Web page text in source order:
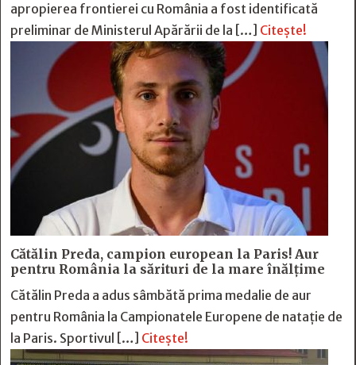
apropierea frontierei cu România a fost identificată
preliminar de Ministerul Apărării de la […] Citește!
Cătălin Preda, campion european la Paris! Aur
pentru România la sărituri de la mare înălțime
Cătălin Preda a adus sâmbătă prima medalie de aur
pentru România la Campionatele Europene de natație de
la Paris. Sportivul […] Citește!